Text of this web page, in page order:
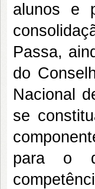
alunos e
Passa,
do
Nacional
se
para o